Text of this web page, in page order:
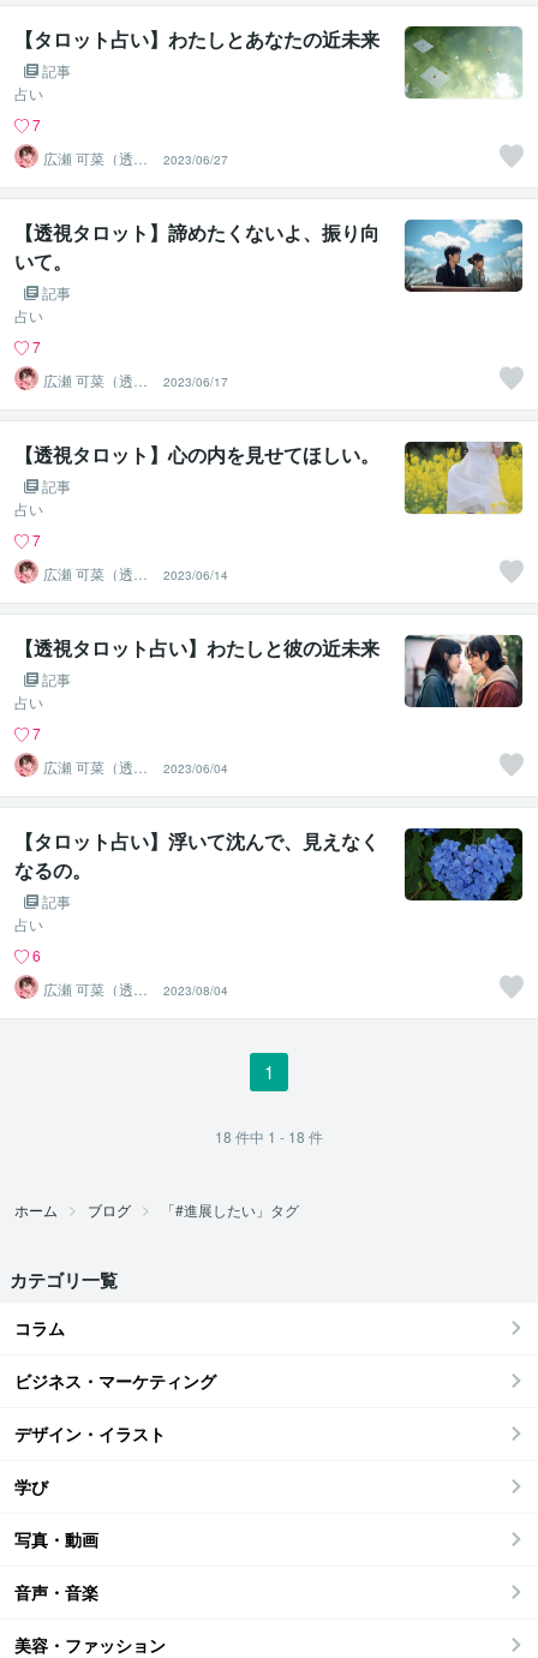
【タロット占い】わたしとあなたの近未来
記事
占い
7
広瀬 可菜（透視
タロット⭐占い
師）
2023/06/27
【透視タロット】諦めたくないよ、振り向
いて。
記事
占い
7
広瀬 可菜（透視
タロット⭐占い
師）
2023/06/17
【透視タロット】心の内を見せてほしい。
記事
占い
7
広瀬 可菜（透視
タロット⭐占い
師）
2023/06/14
【透視タロット占い】わたしと彼の近未来
記事
占い
7
広瀬 可菜（透視
タロット⭐占い
師）
2023/06/04
【タロット占い】浮いて沈んで、見えなく
なるの。
記事
占い
6
広瀬 可菜（透視
タロット⭐占い
師）
2023/08/04
1
18 件中 1 - 18 件
ホーム ブログ 「#進展したい」タグ
カテゴリ一覧
コラム
ビジネス・マーケティング
デザイン・イラスト
学び
写真・動画
音声・音楽
美容・ファッション